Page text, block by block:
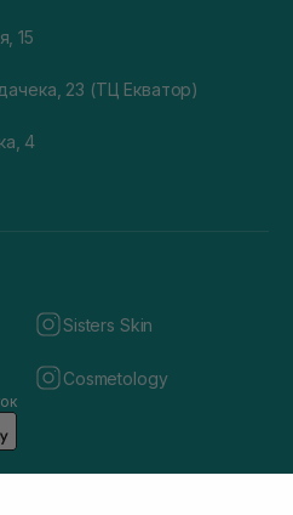
15
23 (ТЦ Екватор)
4
Sisters Skin
Cosmetology